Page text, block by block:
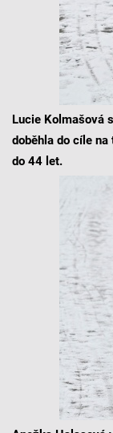
Lucie Kolmašová
doběhla do cíle
do 44 let.